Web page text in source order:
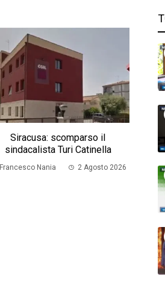
Siracusa: scomparso il
sindacalista Turi Catinella
Francesco Nania 2 Agosto 2026